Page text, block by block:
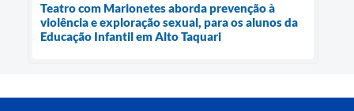
Teatro com Marionetes aborda prevenção à
violência e exploração sexual, para os alunos da
Educação Infantil em Alto Taquari